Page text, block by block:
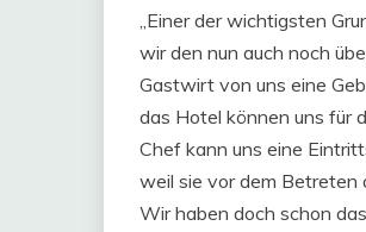
„Einer der wichtigsten
wir den nun auch noch
Gastwirt von uns eine
das Hotel können uns für
Chef kann uns eine
weil sie vor dem Betreten
Wir haben doch schon